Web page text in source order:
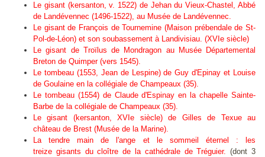
Le gisant (kersanton, v. 1522) de Jehan du Vieux-Chastel, Abbé
de Landévennec (1496-1522), au Musée de Landévennec.
Le gisant de François de Tournemine (Maison prébendale de St-
Pol-de-Léon) et son soubassement à Landivisiau. (XVIe siècle)
Le gisant de Troïlus de Mondragon au Musée Départemental
Breton de Quimper (vers 1545).
Le tombeau (1553, Jean de Lespine) de Guy d'Epinay et Louise
de Goulaine en la collégiale de Champeaux (35).
Le tombeau (1554) de Claude d'Espinay en la chapelle Sainte-
Barbe de la collégiale de Champeaux (35).
Le gisant (kersanton, XVIe siècle) de Gilles de Texue au
château de Brest (Musée de la Marine).
La tendre main de l'ange et le sommeil éternel : les
treize gisants du cloître de la cathédrale de Tréguier. (dont 3